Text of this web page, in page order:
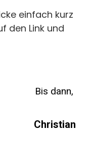
einfach kurz
den Link und
Bis dann,
Christian